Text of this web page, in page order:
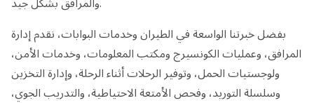
بفضل خبرتنا الواسعة في الطيران وخدمات البوابات، نقدم إدارة
المرافق، وعمليات الكونسيرج ومكتب المعلومات، وخدمات الأمن،
ولوجستيات الحمل، وتوفير الرحلات أثناء الرحلة، وإدارة التخزين
وسلسلة التوريد، وفحص الأمتعة الاحتياطية، والتدريب الجوي،